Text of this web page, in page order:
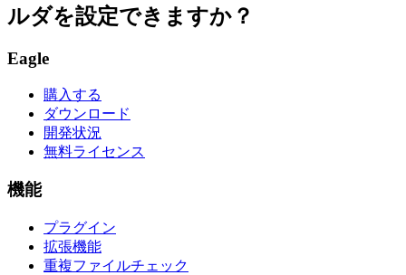
ルダを設定できますか？
Eagle
購入する
ダウンロード
開発状況
無料ライセンス
機能
プラグイン
拡張機能
重複ファイルチェック